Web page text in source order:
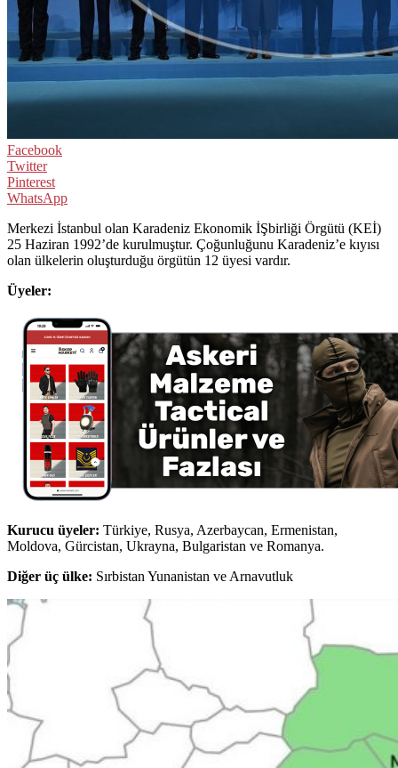
Facebook
Twitter
Pinterest
WhatsApp
Merkezi İstanbul olan Karadeniz Ekonomik İŞbirliği Örgütü (KEİ)
25 Haziran 1992’de kurulmuştur. Çoğunluğunu Karadeniz’e kıyısı
olan ülkelerin oluşturduğu örgütün 12 üyesi vardır.
Üyeler:
Kurucu üyeler: Türkiye, Rusya, Azerbaycan, Ermenistan,
Moldova, Gürcistan, Ukrayna, Bulgaristan ve Romanya.
Diğer üç ülke: Sırbistan Yunanistan ve Arnavutluk